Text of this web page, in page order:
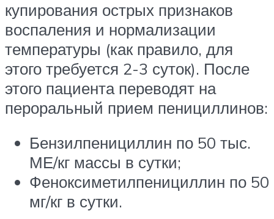
купирования острых признаков
воспаления и нормализации
температуры (как правило, для
этого требуется 2-3 суток). После
этого пациента переводят на
пероральный прием пенициллинов:
Бензилпенициллин по 50 тыс.
МЕ/кг массы в сутки;
Феноксиметилпенициллин по 50
мг/кг в сутки.